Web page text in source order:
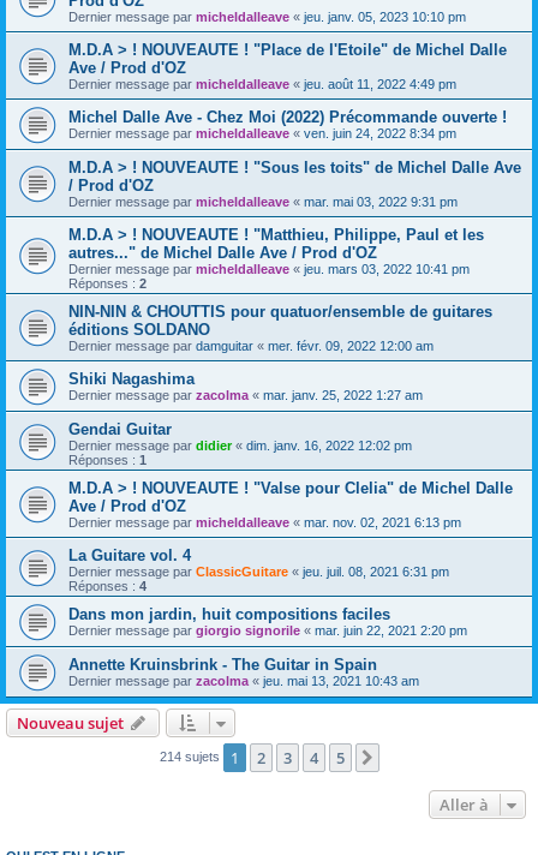
Dernier message par micheldalleave « jeu. janv. 05, 2023 10:10 pm
M.D.A > ! NOUVEAUTE ! "Place de l'Etoile" de Michel Dalle
Ave / Prod d'OZ
Dernier message par micheldalleave « jeu. août 11, 2022 4:49 pm
Michel Dalle Ave - Chez Moi (2022) Précommande ouverte !
Dernier message par micheldalleave « ven. juin 24, 2022 8:34 pm
M.D.A > ! NOUVEAUTE ! "Sous les toits" de Michel Dalle Ave
/ Prod d'OZ
Dernier message par micheldalleave « mar. mai 03, 2022 9:31 pm
M.D.A > ! NOUVEAUTE ! "Matthieu, Philippe, Paul et les
autres..." de Michel Dalle Ave / Prod d'OZ
Dernier message par micheldalleave « jeu. mars 03, 2022 10:41 pm
Réponses : 2
NIN-NIN & CHOUTTIS pour quatuor/ensemble de guitares
éditions SOLDANO
Dernier message par damguitar « mer. févr. 09, 2022 12:00 am
Shiki Nagashima
Dernier message par zacolma « mar. janv. 25, 2022 1:27 am
Gendai Guitar
Dernier message par didier« dim. janv. 16, 2022 12:02 pm
Réponses : 1
M.D.A > ! NOUVEAUTE ! "Valse pour Clelia" de Michel Dalle
Ave / Prod d'OZ
Dernier message par micheldalleave « mar. nov. 02, 2021 6:13 pm
La Guitare vol. 4
Dernier message par ClassicGuitare « jeu. juil. 08, 2021 6:31 pm
Réponses : 4
Dans mon jardin, huit compositions faciles
Dernier message par giorgio signorile « mar. juin 22, 2021 2:20 pm
Annette Kruinsbrink - The Guitar in Spain
Dernier message par zacolma « jeu. mai 13, 2021 10:43 am
Nouveau sujet
214 sujets 1 2 3 4 5
Aller à